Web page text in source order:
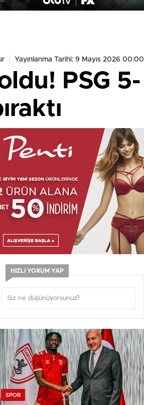
Yayınlanma Tarihi: 9 Mayıs 2026 00:00
PSG 5-
HIZLI YORUM YAP
SPOR